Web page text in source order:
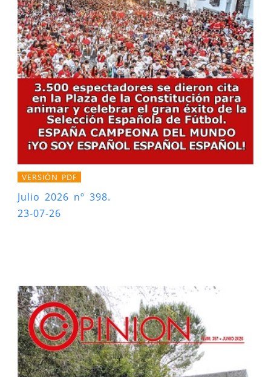
VERSIÓN PDF
Julio 2026 nº 398.
23-07-26